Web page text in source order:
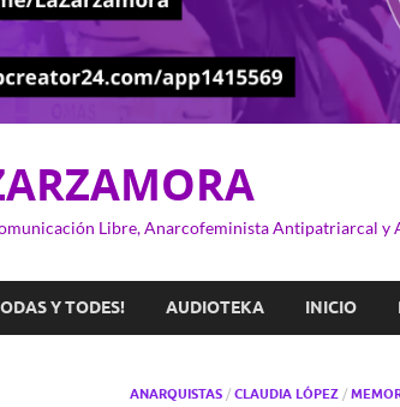
Libre, Anarcofeminista Antipatriarcal y
Y TODES! AUDIOTEKA INICIO
ANARQUISTAS/ CLAUDIA LÓPEZ/